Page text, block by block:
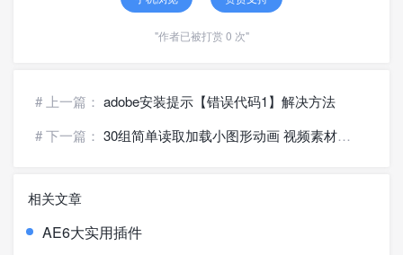
"作者已被打赏 0 次"
# 上一篇： adobe安装提示【错误代码1】解决方法
# 下一篇： 30组简单读取加载小图形动画 视频素材分享
相关文章
AE6大实用插件